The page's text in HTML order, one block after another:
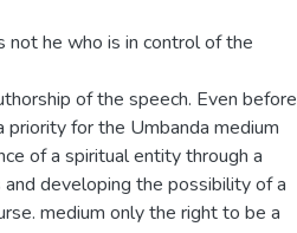
he who is in control of the
of the speech. Even before
for the Umbanda medium
of a spiritual entity through a
developing the possibility of a
medium only the right to be a